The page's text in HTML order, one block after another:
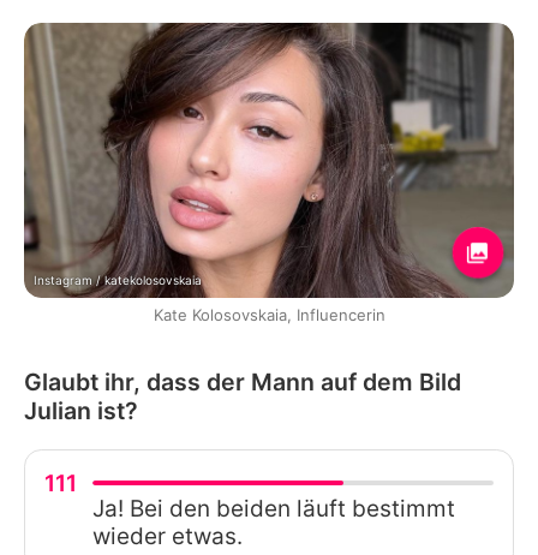
Instagram / katekolosovskaia
Kate Kolosovskaia, Influencerin
Glaubt ihr, dass der Mann auf dem Bild
Julian ist?
111
Ja! Bei den beiden läuft bestimmt
wieder etwas.